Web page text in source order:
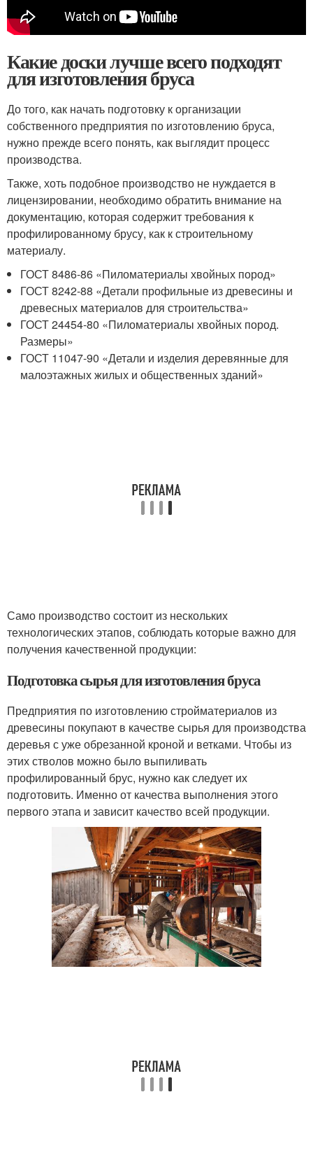
Какие доски лучше всего подходят
для изготовления бруса
До того, как начать подготовку к организации
собственного предприятия по изготовлению бруса,
нужно прежде всего понять, как выглядит процесс
производства.
Также, хоть подобное производство не нуждается в
лицензировании, необходимо обратить внимание на
документацию, которая содержит требования к
профилированному брусу, как к строительному
материалу.
ГОСТ 8486-86 «Пиломатериалы хвойных пород»
ГОСТ 8242-88 «Детали профильные из древесины и
древесных материалов для строительства»
ГОСТ 24454-80 «Пиломатериалы хвойных пород.
Размеры»
ГОСТ 11047-90 «Детали и изделия деревянные для
малоэтажных жилых и общественных зданий»
Само производство состоит из нескольких
технологических этапов, соблюдать которые важно для
получения качественной продукции:
Подготовка сырья для изготовления бруса
Предприятия по изготовлению стройматериалов из
древесины покупают в качестве сырья для производства
деревья с уже обрезанной кроной и ветками. Чтобы из
этих стволов можно было выпиливать
профилированный брус, нужно как следует их
подготовить. Именно от качества выполнения этого
первого этапа и зависит качество всей продукции.